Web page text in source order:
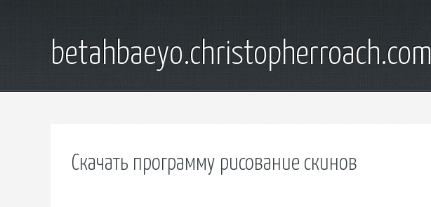
betahbaeyo.christopherroach.com
Скачать программу рисование скинов